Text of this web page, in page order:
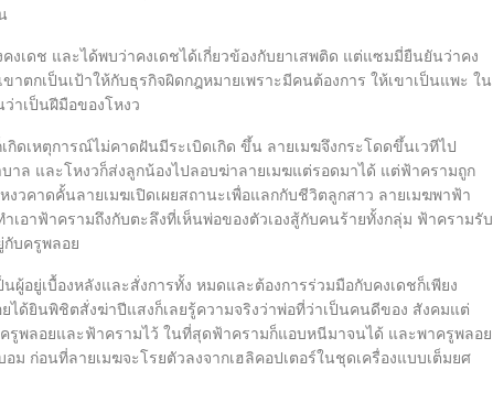
ดช และได้พบว่าคงเดชได้เกี่ยวข้องกับยาเสพติด แต่แซมมี่ยืนยันว่าคง
ขาตกเป็นเป้าให้กับธุรกิจผิดกฎหมายเพราะมีคนต้องการ ให้เขาเป็นแพะ ใน
าเป็นฝีมือของโหงว
หตุการณ์ไม่คาดฝันมีระเบิดเกิด ขึ้น ลายเมฆจึงกระโดดขึ้นเวทีไป
าล และโหงวก็ส่งลูกน้องไปลอบฆ่าลายเมฆแต่รอดมาได้ แต่ฟ้าครามถูก
วคาดคั้นลายเมฆเปิดเผยสถานะเพื่อแลกกับชีวิตลูกสาว ลายเมฆพาฟ้า
เอาฟ้าครามถึงกับตะลึงที่เห็นพ่อของตัวเองสู้กับคนร้ายทั้งกลุ่ม ฟ้าครามรับ
กับครูพลอย
เบื้องหลังและสั่งการทั้ง หมดและต้องการร่วมมือกับคงเดชก็เพียง
ได้ยินพิชิตสั่งฆ่าปีแสงก็เลยรู้ความจริงว่าพ่อที่ว่าเป็นคนดีของ สังคมแต่
รูพลอยและฟ้าครามไว้ ในที่สุดฟ้าครามก็แอบหนีมาจนได้ และพาครูพลอย
ก่อนที่ลายเมฆจะโรยตัวลงจากเฮลิคอปเตอร์ในชุดเครื่องแบบเต็มยศ